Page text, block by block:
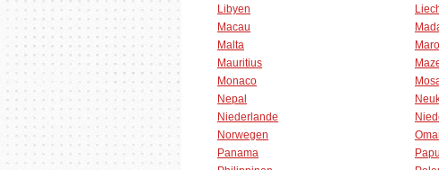
Libyen
Macau
Malta
Mauritius
Monaco
Nepal
Niederlande
Norwegen
Panama